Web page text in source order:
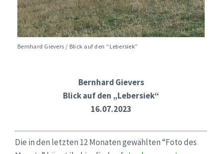
Bernhard Gievers / Blick auf den “Lebersiek”
Bernhard Gievers
Blick auf den „Lebersiek“
16.07.2023
Die in den letzten 12 Monaten gewählten “Foto des